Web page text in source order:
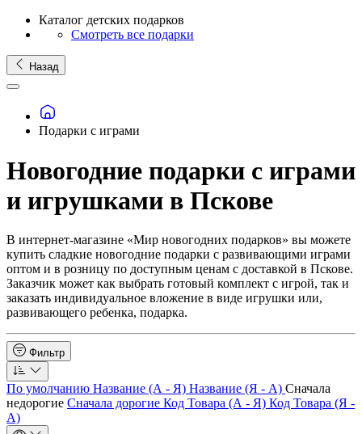
Каталог детских подарков
Смотреть все подарки
Назад
Подарки с играми
Новогодние подарки с играми
и игрушками в Пскове
В интернет-магазине «Мир новогодних подарков» вы можете
купить сладкие новогодние подарки с развивающими играми
оптом и в розницу по доступным ценам с доставкой в Пскове.
Заказчик может как выбрать готовый комплект с игрой, так и
заказать индивидуальное вложение в виде игрушки или,
развивающего ребенка, подарка.
Фильтр
По умолчанию Название (А - Я) Название (Я - А) Сначала
недорогие Сначала дорогие Код Товара (А - Я) Код Товара (Я -
А)